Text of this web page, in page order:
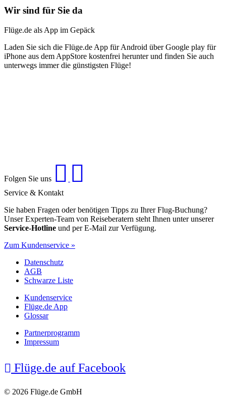
Wir sind für Sie da
Flüge.de als App im Gepäck
Laden Sie sich die Flüge.de App für Android über Google play für
iPhone aus dem AppStore kostenfrei herunter und finden Sie auch
unterwegs immer die günstigsten Flüge!
Folgen Sie uns
Service & Kontakt
Sie haben Fragen oder benötigen Tipps zu Ihrer Flug-Buchung?
Unser Experten-Team von Reiseberatern steht Ihnen unter unserer
Service-Hotline und per E-Mail zur Verfügung.
Zum Kundenservice »
Datenschutz
AGB
Schwarze Liste
Kundenservice
Flüge.de App
Glossar
Partnerprogramm
Impressum
Flüge.de auf Facebook
© 2026 Flüge.de GmbH